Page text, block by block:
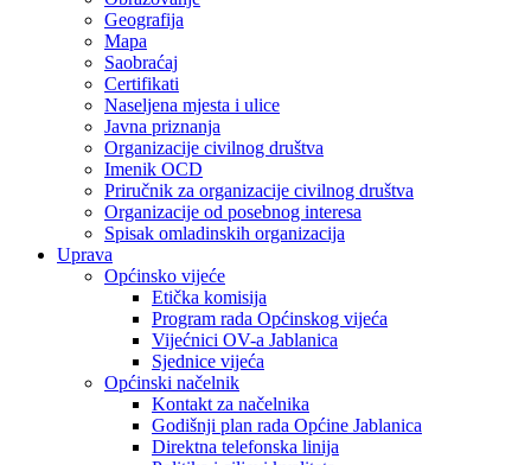
Geografija
Mapa
Saobraćaj
Certifikati
Naseljena mjesta i ulice
Javna priznanja
Organizacije civilnog društva
Imenik OCD
Priručnik za organizacije civilnog društva
Organizacije od posebnog interesa
Spisak omladinskih organizacija
Uprava
Općinsko vijeće
Etička komisija
Program rada Općinskog vijeća
Vijećnici OV-a Jablanica
Sjednice vijeća
Općinski načelnik
Kontakt za načelnika
Godišnji plan rada Općine Jablanica
Direktna telefonska linija